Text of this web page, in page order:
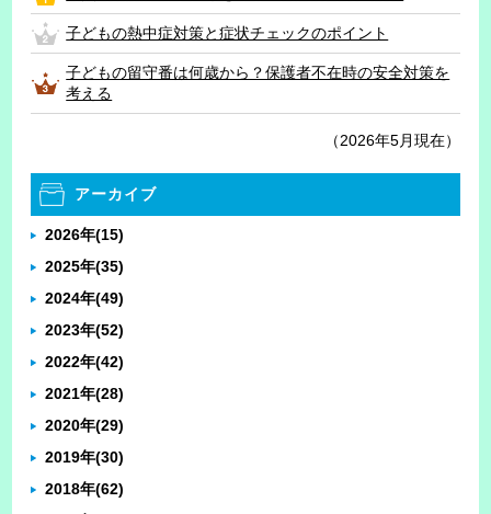
子どもの熱中症対策と症状チェックのポイント
子どもの留守番は何歳から？保護者不在時の安全対策を
考える
（2026年5月現在）
アーカイブ
2026年(15)
2025年(35)
2024年(49)
2023年(52)
2022年(42)
2021年(28)
2020年(29)
2019年(30)
2018年(62)